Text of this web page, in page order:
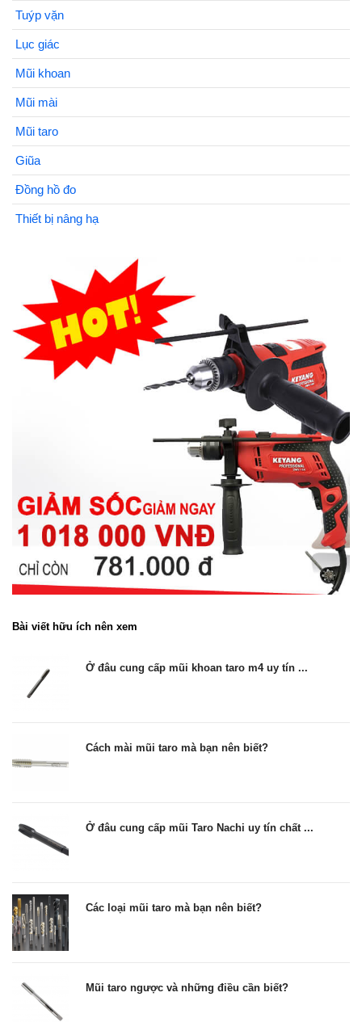
Tuýp vặn
Lục giác
Mũi khoan
Mũi mài
Mũi taro
Giũa
Đồng hồ đo
Thiết bị nâng hạ
Bài viết hữu ích nên xem
Ở đâu cung cấp mũi khoan taro m4 uy tín ...
Cách mài mũi taro mà bạn nên biết?
Ở đâu cung cấp mũi Taro Nachi uy tín chất ...
Các loại mũi taro mà bạn nên biết?
Mũi taro ngược và những điều cần biết?